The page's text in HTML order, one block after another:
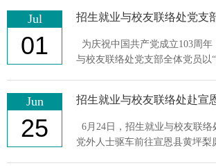
Jul
01
招生就业与校友联络处党支部开展 “学党史
为庆祝中国共产党成立103周年
与校友联络处党支部全体党员以“
Jun
25
招生就业与校友联络处赴宣恩梨廉文化
6月24日，招生就业与校友联络
党外人士驱车前往宣恩县黄坪梨